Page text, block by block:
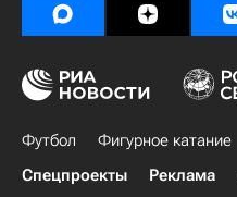
Футбол Фигурное катание
Спецпроекты
Реклама